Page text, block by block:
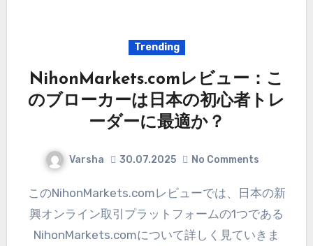
Trending
NihonMarkets.comレビュー：こ
のブローカーは日本の初心者トレ
ーダーに最適か？
Varsha 30.07.2025 No Comments
このNihonMarkets.comレビューでは、日本の新
興オンライン取引プラットフォームの1つである
NihonMarkets.comについて詳しく見ていきま